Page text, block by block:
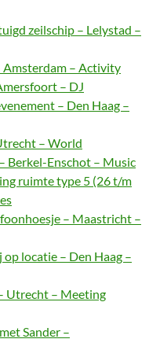
zeilschip – Lelystad –
Amsterdam – Activity
– DJ
– Den Haag –
– World
Berkel-Enschot – Music
ruimte type 5 (26 t/m
– Maastricht –
locatie – Den Haag –
Utrecht – Meeting
Sander –